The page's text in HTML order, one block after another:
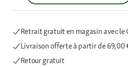
Retrait gratuit en magasin avec le
Livraison offerteà partir de 69,00
Retour gratuit